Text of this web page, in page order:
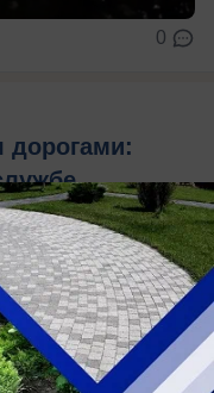
0
дорогами: